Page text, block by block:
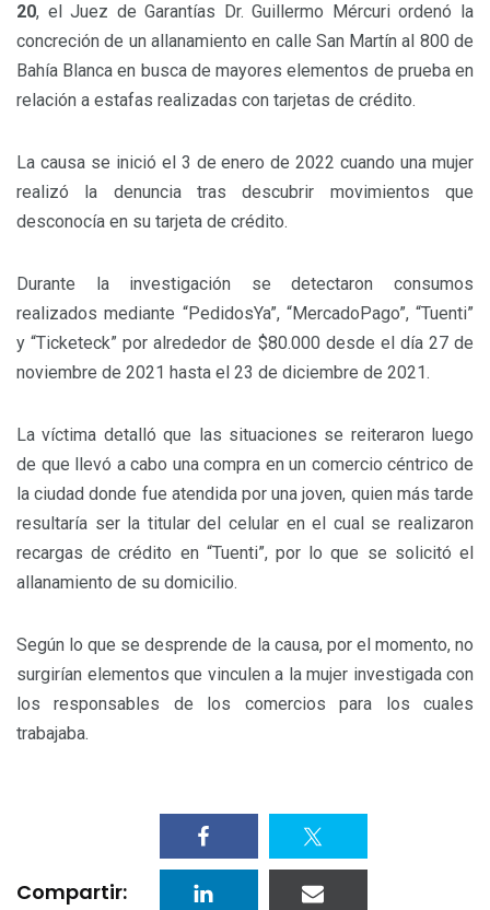
20, el Juez de Garantías Dr. Guillermo Mércuri ordenó la
concreción de un allanamiento en calle San Martín al 800 de
Bahía Blanca en busca de mayores elementos de prueba en
relación a estafas realizadas con tarjetas de crédito.
La causa se inició el 3 de enero de 2022 cuando una mujer
realizó la denuncia tras descubrir movimientos que
desconocía en su tarjeta de crédito.
Durante la investigación se detectaron consumos
realizados mediante “PedidosYa”, “MercadoPago”, “Tuenti”
y “Ticketeck” por alrededor de $80.000 desde el día 27 de
noviembre de 2021 hasta el 23 de diciembre de 2021.
La víctima detalló que las situaciones se reiteraron luego
de que llevó a cabo una compra en un comercio céntrico de
la ciudad donde fue atendida por una joven, quien más tarde
resultaría ser la titular del celular en el cual se realizaron
recargas de crédito en “Tuenti”, por lo que se solicitó el
allanamiento de su domicilio.
Según lo que se desprende de la causa, por el momento, no
surgirían elementos que vinculen a la mujer investigada con
los responsables de los comercios para los cuales
trabajaba.
Compartir: